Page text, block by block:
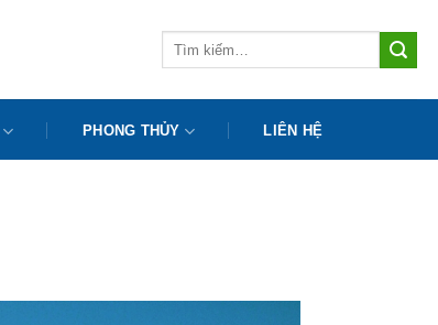
PHONG THỦY LIÊN HỆ